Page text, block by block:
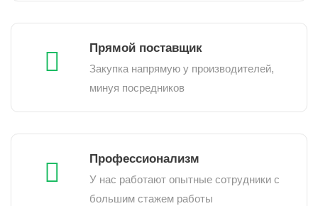
Прямой поставщик
Закупка напрямую у производителей,
минуя посредников
Профессионализм
У нас работают опытные сотрудники с
большим стажем работы